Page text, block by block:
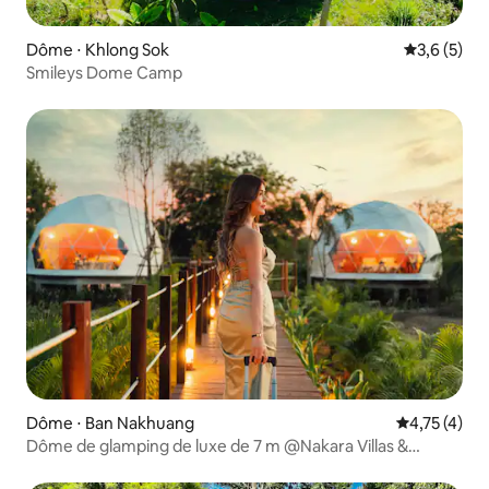
Dôme ⋅ Khlong Sok Évaluation
3,6 (5)
Smileys Dome Camp
Dôme ⋅ Ban Nakhuang Évaluation
4,75 (4)
Dôme de glamping de luxe de 7 m @Nakara Villas &